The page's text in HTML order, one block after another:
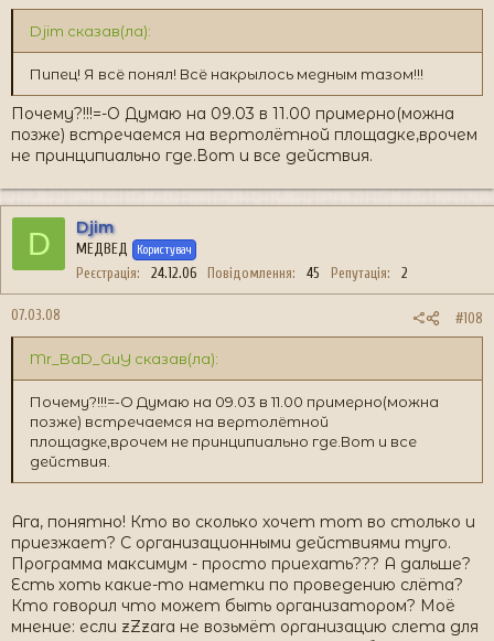
Djim сказав(ла):
Пипец! Я всё понял! Всё накрылось медным тазом!!!
Почему?!!!=-O Думаю на 09.03 в 11.00 примерно(можна
позже) встречаемся на вертолётной площадке,врочем
не принципиально где.Вот и все действия.
D Djim
МЕДВЕД Користувач
Реєстрація 24.12.06 Повідомлення 45 Репутація 2
07.03.08 #108
Mr_BaD_GuY сказав(ла):
Почему?!!!=-O Думаю на 09.03 в 11.00 примерно(можна
позже) встречаемся на вертолётной
площадке,врочем не принципиально где.Вот и все
действия.
Ага, понятно! Кто во сколько хочет тот во столько и
приезжает? С организационными действиями туго.
Программа максимум - просто приехать??? А дальше?
Есть хоть какие-то наметки по проведению слёта?
Кто говорил что может быть организатором? Моё
мнение: если zZzara не возьмёт организацию слета для